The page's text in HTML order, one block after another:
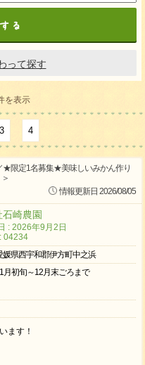
って探す
を表示
3 4
★限定1名募集★美味しいみかん作り
情報更新日 2026/08/05
崎農園
: 2026年9月2日
04234
媛県西宇和郡伊方町中之浜
月初旬～12月末ごろまで
ます！